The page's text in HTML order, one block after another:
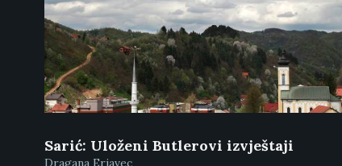
Sarić: Uloženi Butlerovi izvještaji
Dragana Erjavec